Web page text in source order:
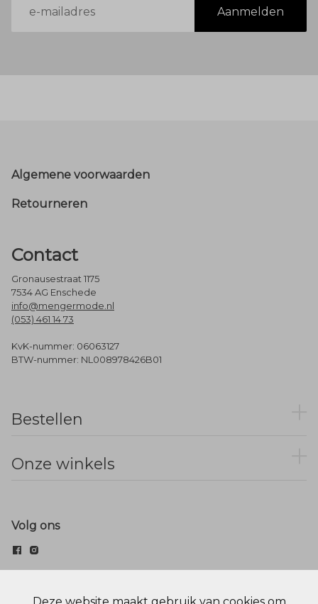
mailadres
Aanmelden
Footer
Algemene voorwaarden
Retourneren
Contact
Gronausestraat 1175
7534 AG Enschede
info@mengermode.nl
(053) 461 14 73
KvK-nummer: 06063127
BTW-nummer: NL008978426B01
Bestellen
Onze winkels
Volg ons
© Menger Mode